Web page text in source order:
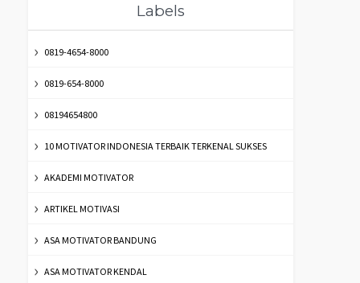
Labels
0819-4654-8000
0819-654-8000
08194654800
10 MOTIVATOR INDONESIA TERBAIK TERKENAL SUKSES
AKADEMI MOTIVATOR
ARTIKEL MOTIVASI
ASA MOTIVATOR BANDUNG
ASA MOTIVATOR KENDAL